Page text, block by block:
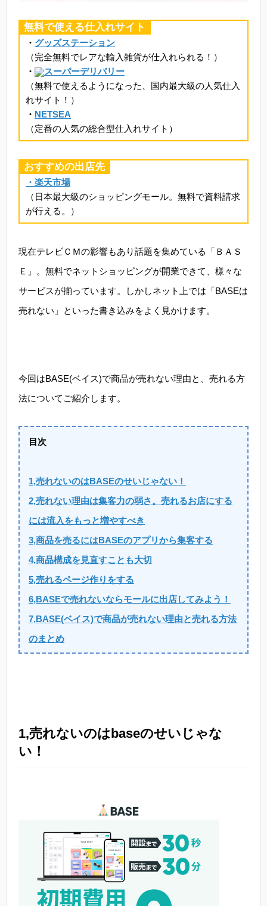
無料で使える仕入れサイト
・ グッズステーション
（完全無料でレアな輸入雑貨が仕入れられる！）
・
スーパーデリバリー
（無料で使えるようになった、国内最大級の人気仕入
れサイト！）
・ NETSEA
（定番の人気の総合型仕入れサイト）
おすすめの出店先
・楽天市場
（日本最大級のショッピングモール。無料で資料請求
が行える。）
現在テレビＣＭの影響もあり話題を集めている「ＢＡＳ
Ｅ」。無料でネットショッピングが開業できて、様々な
サービスが揃っています。しかしネット上では「BASEは
売れない」といった書き込みをよく見かけます。
今回はBASE(ベイス)で商品が売れない理由と、売れる方
法についてご紹介します。
目次
1,売れないのはBASEのせいじゃない！
2,売れない理由は集客力の弱さ。売れるお店にする
には流入をもっと増やすべき
3,商品を売るにはBASEのアプリから集客する
4,商品構成を見直すことも大切
5,売れるページ作りをする
6,BASEで売れないならモールに出店してみよう！
7,BASE(ベイス)で商品が売れない理由と売れる方法
のまとめ
1,売れないのはbaseのせいじゃな
い！